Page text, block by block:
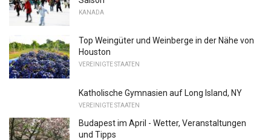
KANADA
Top Weingüter und Weinberge in der Nähe von
Houston
VEREINIGTE STAATEN
Katholische Gymnasien auf Long Island, NY
VEREINIGTE STAATEN
Budapest im April - Wetter, Veranstaltungen
und Tipps